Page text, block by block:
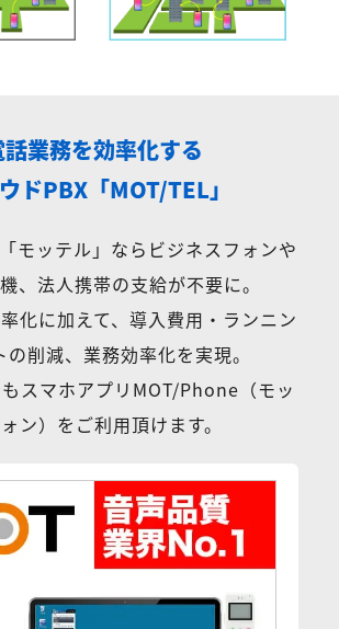
話業務を効率化する
ドPBX「MOT/TEL」
モッテル」ならビジネスフォンや
、法人携帯の支給が不要に。
化に加えて、導入費用・ランニン
の削減、業務効率化を実現。
スマホアプリMOT/Phone（モッ
ン）をご利用頂けます。